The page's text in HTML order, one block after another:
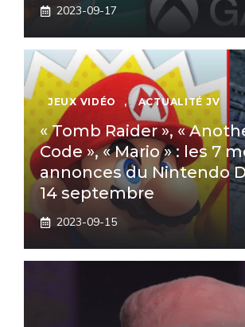
2023-09-17
JEUX VIDÉO , ACTUALITÉ JV
« Tomb Raider », «
Code », « Mario » : les 7
annonces du Nintendo
14 septembre
2023-09-15